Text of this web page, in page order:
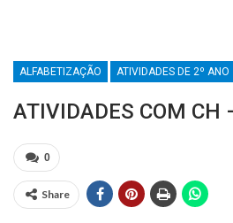
ALFABETIZAÇÃO ATIVIDADES DE 2º ANO
ATIVIDADES COM CH
0
Share